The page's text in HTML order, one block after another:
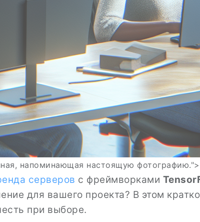
напоминающая настоящую фотографию.">
серверов с фреймворками
для вашего проекта? В этом
при выборе.